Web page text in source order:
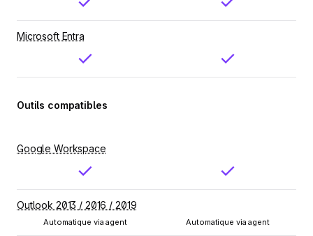
Microsoft Entra
Outils compatibles
Google Workspace
Outlook 2013 / 2016 / 2019
Automatique via agent Automatique via agent